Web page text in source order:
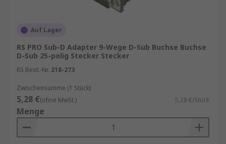
Auf Lager
RS PRO Sub-D Adapter 9-Wege D-Sub Buchse Buchse
D-Sub 25-polig Stecker Stecker
RS Best.-Nr. 218-273
Zwischensumme (1 Stück)
5,28 €(ohne MwSt.) 5,28 €/Stück
Menge